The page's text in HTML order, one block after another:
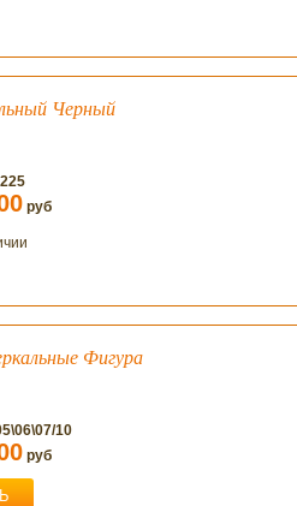
Черный
руб
Фигура
10
руб